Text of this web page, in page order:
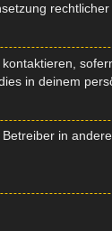
in deinem
in